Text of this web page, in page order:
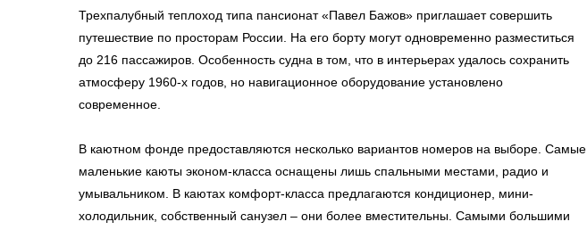
Трехпалубный теплоход типа пансионат «Павел Бажов» приглашает совершить
путешествие по просторам России. На его борту могут одновременно разместиться
до 216 пассажиров. Особенность судна в том, что в интерьерах удалось сохранить
атмосферу 1960-х годов, но навигационное оборудование установлено
современное.
В каютном фонде предоставляются несколько вариантов номеров на выборе. Самые
маленькие каюты эконом-класса оснащены лишь спальными местами, радио и
умывальником. В каютах комфорт-класса предлагаются кондиционер, мини-
холодильник, собственный санузел – они более вместительны. Самыми большими